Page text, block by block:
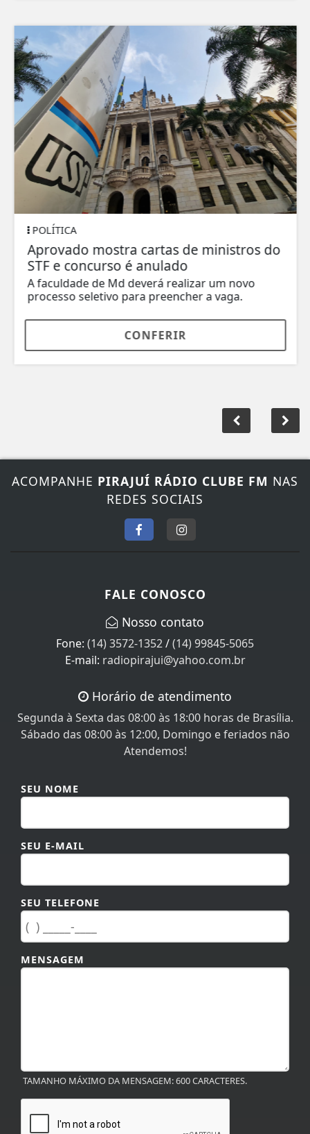
POLÍTICA
Aprovado mostra cartas de ministros do
STF e concurso é anulado
A faculdade de Md deverá realizar um novo
processo seletivo para preencher a vaga.
CONFERIR
ACOMPANHEPIRAJUÍ RÁDIO CLUBE FMNAS
REDES SOCIAIS
(14) 3572-1352/(14) 99845-5065
E-mail:radiopirajui@yahoo.com.br
Segunda à Sexta das 08:00 às 18:00 horas de Brasília.
Sábado das 08:00 às 12:00, Domingo e feriados não
Atendemos!
SEU E-MAIL
SEU TELEFONE
MENSAGEM